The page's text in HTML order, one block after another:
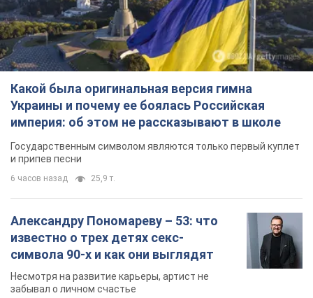
Какой была оригинальная версия гимна
Украины и почему ее боялась Российская
империя: об этом не рассказывают в школе
Государственным символом являются только первый куплет
и припев песни
6 часов назад 25,9 т.
Александру Пономареву – 53: что
известно о трех детях секс-
символа 90-х и как они выглядят
Несмотря на развитие карьеры, артист не
забывал о личном счастье